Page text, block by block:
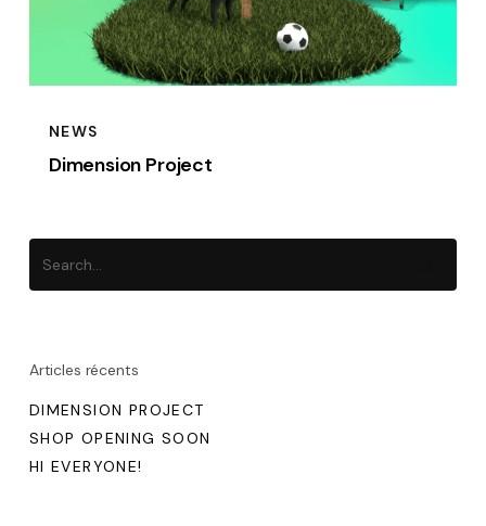
NEWS
Dimension Project
Articles récents
DIMENSION PROJECT
SHOP OPENING SOON
HI EVERYONE!